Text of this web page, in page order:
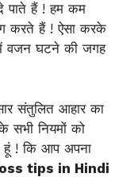
पाते हैं ! हम कम
करते हैं ! ऐसा करके
वजन घटने की जगह
संतुलित आहार का
सभी नियमों को
हूं ! कि आप अपना
tips in Hindi